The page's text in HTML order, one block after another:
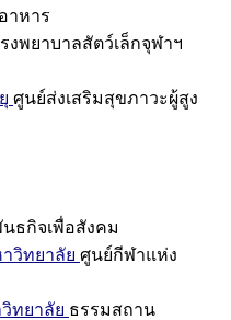
าหาร
งพยาบาลสัตว์เล็กจุฬาฯ
ศูนย์ส่งเสริมสุขภาวะผู้สูง
ธกิจเพื่อสังคม
วิทยาลัย ศูนย์กีฬาแห่ง
ทยาลัย ธรรมสถาน